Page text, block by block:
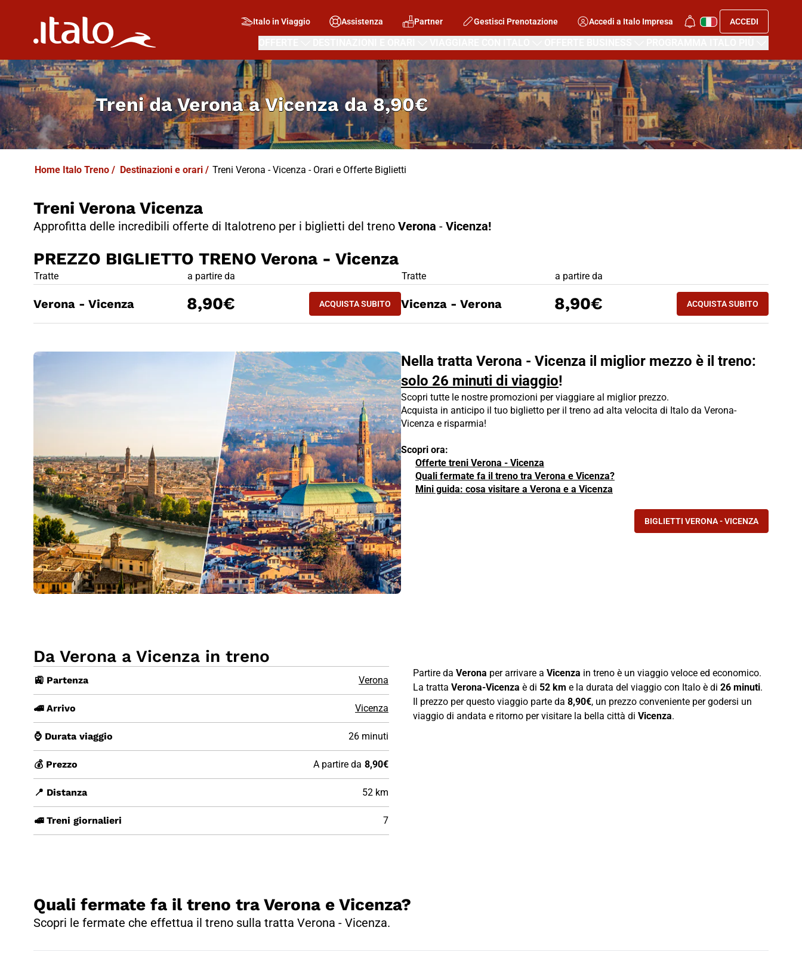
Italo in Viaggio Assistenza Partner Gestisci Prenotazione Accedi a Italo Impresa ACCEDI
Treni daVerona a Vicenzada8,90€
Home Italo Treno / Destinazioni e orari / Treni Verona - Vicenza - Orari e Offerte Biglietti
Treni Verona Vicenza
Approfitta delle incredibili offerte di Italotreno per i biglietti del treno Verona - Vicenza!
PREZZO BIGLIETTO TRENO Verona - Vicenza
PREZZO BIGLIETTO TRENO Verona - Vicenza
Tratte a partire da
ACQUISTA SUBITO
Verona - Vicenza 8,90€ ACQUISTA SUBITOVERONA - VICENZA
PREZZO BIGLIETTO TRENO Verona - Vicenza
Tratte a partire da
ACQUISTA SUBITO
Vicenza - Verona 8,90€ ACQUISTA SUBITO
VICENZA - VERONA
Nella tratta Verona - Vicenza il miglior mezzo è il treno:
solo 26 minuti di viaggio!
Scopri tutte le nostre promozioni per viaggiare al miglior prezzo.
Acquista in anticipo il tuo biglietto per il treno ad alta velocita di Italo da Verona-
Vicenza e risparmia!
Scopri ora:
Offerte treni Verona - Vicenza
Quali fermate fa il treno tra Verona e Vicenza?
Mini guida: cosa visitare a Verona e a Vicenza
BIGLIETTI VERONA - VICENZA
Da Verona a Vicenza in treno
🚉 Partenza Verona
🚄 Arrivo Vicenza
⌚ Durata viaggio 26 minuti
💰 Prezzo A partire da 8,90€
📍 Distanza 52 km
🚅 Treni giornalieri 7
Partire da Verona per arrivare a Vicenza in treno è un viaggio veloce ed economico.
La tratta Verona-Vicenza è di 52 km e la durata del viaggio con Italo è di 26 minuti.
Il prezzo per questo viaggio parte da 8,90€, un prezzo conveniente per godersi un
viaggio di andata e ritorno per visitare la bella città di Vicenza.
Quali fermate fa il treno tra Verona e Vicenza?
Scopri le fermate che effettua il treno sulla tratta Verona - Vicenza.